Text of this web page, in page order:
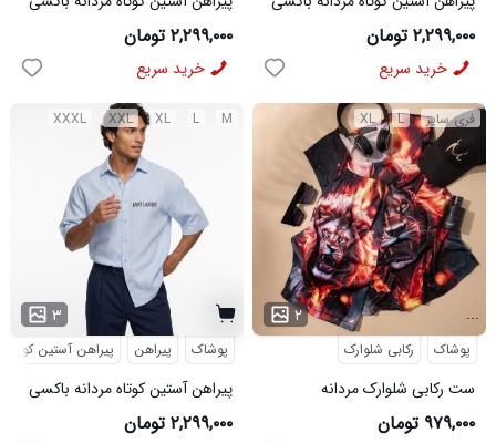
طرحدار لینن مشکی مدل 50972
۲,۲۹۹,۰۰۰ تومان
خرید سریع
طرحدار لینن قهوه ای مدل 50973
۲,۲۹۹,۰۰۰ تومان
خرید سریع
M
L
XL
XXL
XXXL
۳
پوشاک پیراهن پیراهن آستین کوتاه
پیراهن آستین کوتاه مردانه باکسی
طرحدار لینن آبی مدل 50974
۲,۲۹۹,۰۰۰ تومان
فری سایز L
XL
۲ ...
پوشاک رکابی شلوارک
ست رکابی شلوارک مردانه
Lion_Black مدل 3997
۹۷۹,۰۰۰ تومان